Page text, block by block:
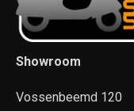
Showroom
Vossenbeemd 120